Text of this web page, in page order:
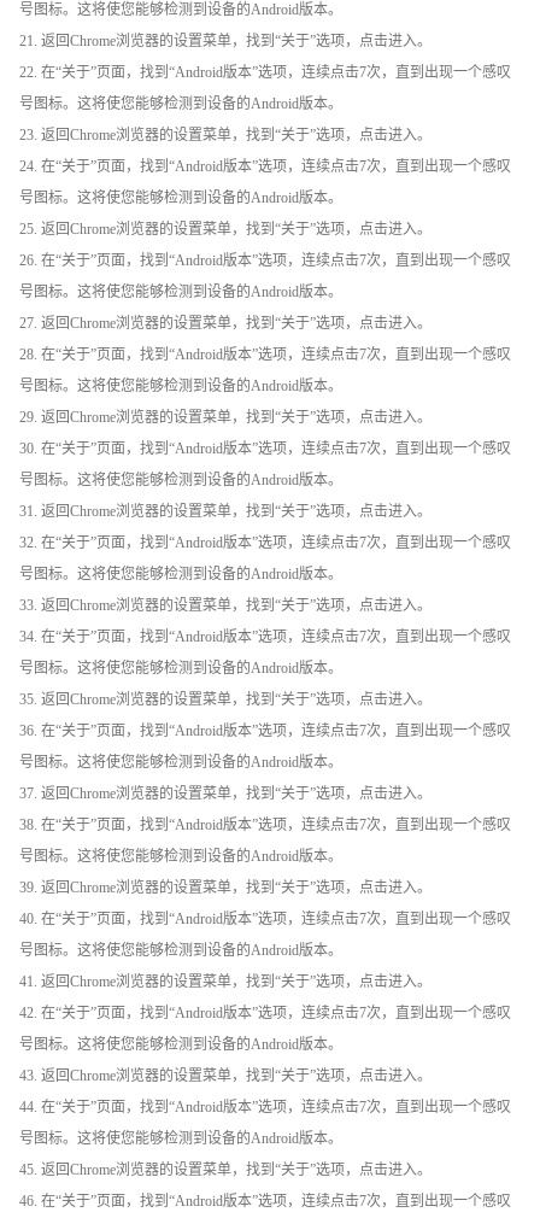
号图标。这将使您能够检测到设备的Android版本。
21. 返回Chrome浏览器的设置菜单，找到“关于”选项，点击进入。
22. 在“关于”页面，找到“Android版本”选项，连续点击7次，直到出现一个感叹
号图标。这将使您能够检测到设备的Android版本。
23. 返回Chrome浏览器的设置菜单，找到“关于”选项，点击进入。
24. 在“关于”页面，找到“Android版本”选项，连续点击7次，直到出现一个感叹
号图标。这将使您能够检测到设备的Android版本。
25. 返回Chrome浏览器的设置菜单，找到“关于”选项，点击进入。
26. 在“关于”页面，找到“Android版本”选项，连续点击7次，直到出现一个感叹
号图标。这将使您能够检测到设备的Android版本。
27. 返回Chrome浏览器的设置菜单，找到“关于”选项，点击进入。
28. 在“关于”页面，找到“Android版本”选项，连续点击7次，直到出现一个感叹
号图标。这将使您能够检测到设备的Android版本。
29. 返回Chrome浏览器的设置菜单，找到“关于”选项，点击进入。
30. 在“关于”页面，找到“Android版本”选项，连续点击7次，直到出现一个感叹
号图标。这将使您能够检测到设备的Android版本。
31. 返回Chrome浏览器的设置菜单，找到“关于”选项，点击进入。
32. 在“关于”页面，找到“Android版本”选项，连续点击7次，直到出现一个感叹
号图标。这将使您能够检测到设备的Android版本。
33. 返回Chrome浏览器的设置菜单，找到“关于”选项，点击进入。
34. 在“关于”页面，找到“Android版本”选项，连续点击7次，直到出现一个感叹
号图标。这将使您能够检测到设备的Android版本。
35. 返回Chrome浏览器的设置菜单，找到“关于”选项，点击进入。
36. 在“关于”页面，找到“Android版本”选项，连续点击7次，直到出现一个感叹
号图标。这将使您能够检测到设备的Android版本。
37. 返回Chrome浏览器的设置菜单，找到“关于”选项，点击进入。
38. 在“关于”页面，找到“Android版本”选项，连续点击7次，直到出现一个感叹
号图标。这将使您能够检测到设备的Android版本。
39. 返回Chrome浏览器的设置菜单，找到“关于”选项，点击进入。
40. 在“关于”页面，找到“Android版本”选项，连续点击7次，直到出现一个感叹
号图标。这将使您能够检测到设备的Android版本。
41. 返回Chrome浏览器的设置菜单，找到“关于”选项，点击进入。
42. 在“关于”页面，找到“Android版本”选项，连续点击7次，直到出现一个感叹
号图标。这将使您能够检测到设备的Android版本。
43. 返回Chrome浏览器的设置菜单，找到“关于”选项，点击进入。
44. 在“关于”页面，找到“Android版本”选项，连续点击7次，直到出现一个感叹
号图标。这将使您能够检测到设备的Android版本。
45. 返回Chrome浏览器的设置菜单，找到“关于”选项，点击进入。
46. 在“关于”页面，找到“Android版本”选项，连续点击7次，直到出现一个感叹